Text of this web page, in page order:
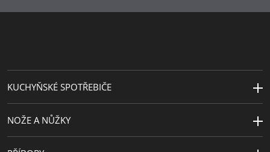
KUCHYŇSKÉ SPOTŘEBIČE
NOŽE A NŮŽKY